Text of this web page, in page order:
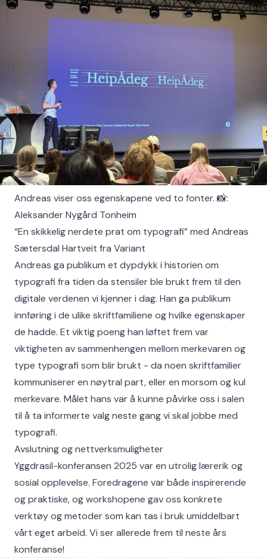
Andreas viser oss egenskapene ved to fonter. 📸:
Aleksander Nygård Tonheim
“En skikkelig nerdete prat om typografi” med Andreas
Sætersdal Hartveit fra Variant
Andreas ga publikum et dypdykk i historien om
typografi fra tiden da stensiler ble brukt frem til den
digitale verdenen vi kjenner i dag. Han ga publikum
innføring i de ulike skriftfamiliene og hvilke egenskaper
de hadde. Et viktig poeng han løftet frem var
viktigheten av sammenhengen mellom merkevaren og
type typografi som blir brukt - da noen skriftfamilier
kommuniserer en nøytral part, eller en morsom og kul
merkevare. Målet hans var å kunne påvirke oss i salen
til å ta informerte valg neste gang vi skal jobbe med
typografi.
Avslutning og nettverksmuligheter
Yggdrasil-konferansen 2025 var en utrolig lærerik og
sosial opplevelse. Foredragene var både inspirerende
og praktiske, og workshopene gav oss konkrete
verktøy og metoder som kan tas i bruk umiddelbart
vårt eget arbeid. Vi ser allerede frem til neste års
konferanse!